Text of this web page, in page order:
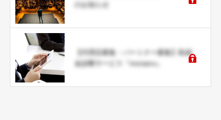
のお知らせ
【代理店募集・パートナー募集】助成
金診断サービス『moraeru』